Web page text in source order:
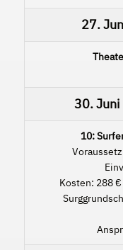
27.
30.
10:
Kosten: 288